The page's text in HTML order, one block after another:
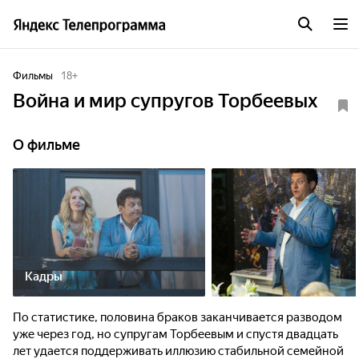
Фильмы 18+
Война и мир супругов Торбеевых
О фильме
Кадры
По статистике, половина браков заканчивается разводом
уже через год, но супругам Торбеевым и спустя двадцать
лет удается поддерживать иллюзию стабильной семейной